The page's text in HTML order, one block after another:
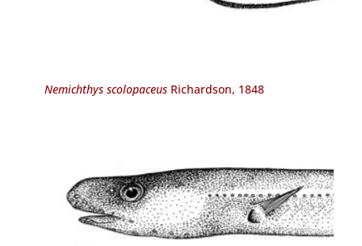
Nemichthys scolopaceusRichardson, 1848